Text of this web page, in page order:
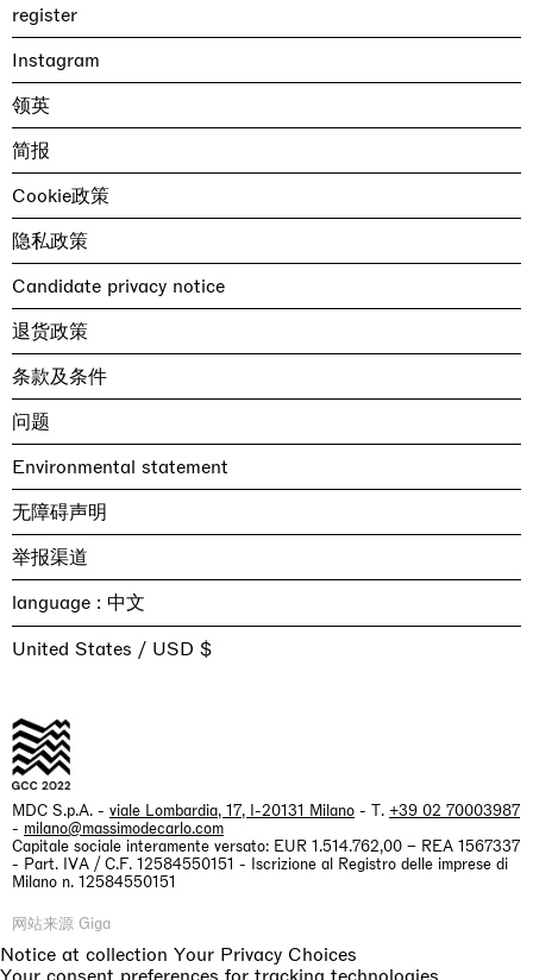
register
Instagram
领英
简报
Cookie政策
隐私政策
Candidate privacy notice
退货政策
条款及条件
问题
Environmental statement
无障碍声明
举报渠道
language :
United States / USD $
MDC S.p.A. - viale Lombardia, 17, I-20131 Milano - T. +39 02 70003987
- milano@massimodecarlo.com
Capitale sociale interamente versato: EUR 1.514.762,00 – REA 1567337
- Part. IVA / C.F. 12584550151 - Iscrizione al Registro delle imprese di
Milano n. 12584550151
网站来源 Giga
Notice at collection Your Privacy Choices